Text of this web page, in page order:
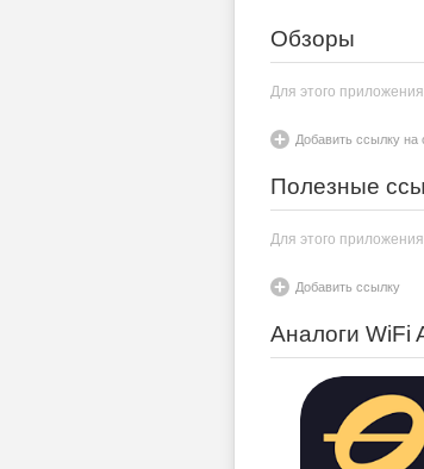
Обзоры
Для этого
Добавить ссылку на
Полезные
Для этого
Добавить ссылку
Аналоги WiFi